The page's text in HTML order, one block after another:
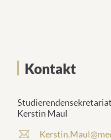
Kontakt
Kerstin Maul
E